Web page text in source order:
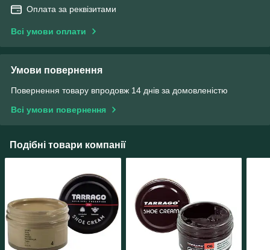
Оплата за реквізитами
Всі умови оплати
Умови повернення
Повернення товару впродовж 14 днів за домовленістю
Всі умови повернення
Подібні товари компанії